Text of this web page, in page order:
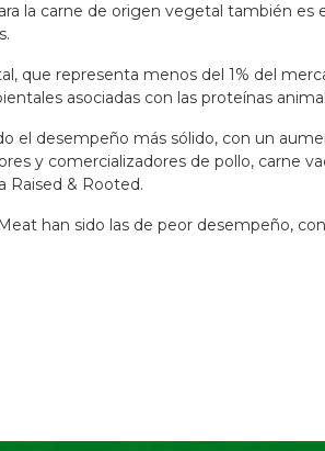
la carne de origen vegetal también
que representa menos del 1% del
asociadas con las proteínas
el desempeño más sólido, con un
y comercializadores de pollo, carne
Raised & Rooted.
han sido las de peor desempeño,